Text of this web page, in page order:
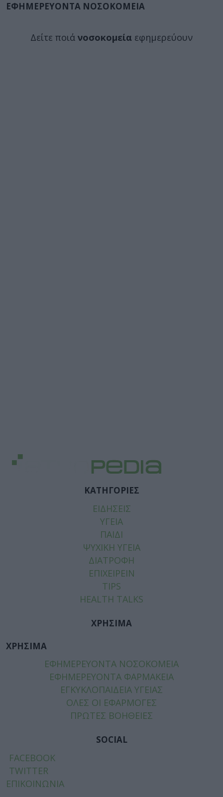
ΕΦΗΜΕΡΕΥΟΝΤΑ ΝΟΣΟΚΟΜΕΙΑ
Δείτε ποιά νοσοκομεία εφημερεύουν
ΚΑΤΗΓΟΡΙΕΣ
ΕΙΔΗΣΕΙΣ
ΥΓΕΙΑ
ΠΑΙΔΙ
ΨΥΧΙΚΗ ΥΓΕΙΑ
ΔΙΑΤΡΟΦΗ
ΕΠΙΧΕΙΡΕΙΝ
TIPS
HEALTH TALKS
ΧΡΗΣΙΜΑ
ΧΡΗΣΙΜΑ
ΕΦΗΜΕΡΕΥΟΝΤΑ ΝΟΣΟΚΟΜΕΙΑ
ΕΦΗΜΕΡΕΥΟΝΤΑ ΦΑΡΜΑΚΕΙΑ
ΕΓΚΥΚΛΟΠΑΙΔΕΙΑ ΥΓΕΙΑΣ
ΟΛΕΣ ΟΙ ΕΦΑΡΜΟΓΕΣ
ΠΡΩΤΕΣ ΒΟΗΘΕΙΕΣ
SOCIAL
FACEBOOK
TWITTER
ΕΠΙΚΟΙΝΩΝΙΑ